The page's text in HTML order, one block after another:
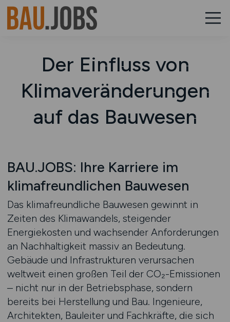
Der Einfluss von
Klimaveränderungen
auf das Bauwesen
BAU.JOBS: Ihre Karriere im
klimafreundlichen Bauwesen
Das klimafreundliche Bauwesen gewinnt in
Zeiten des Klimawandels, steigender
Energiekosten und wachsender Anforderungen
an Nachhaltigkeit massiv an Bedeutung.
Gebäude und Infrastrukturen verursachen
weltweit einen großen Teil der CO₂-Emissionen
– nicht nur in der Betriebsphase, sondern
bereits bei Herstellung und Bau. Ingenieure,
Architekten, Bauleiter und Fachkräfte, die sich